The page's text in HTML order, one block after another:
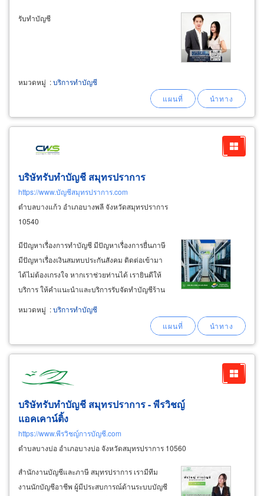
รับทำบัญชี
หมวดหมู่ :บริการทำบัญชี
บริษัทรับทำบัญชี สมุทรปราการ
https://www.บัญชีสมุทรปราการ.com
ตำบลบางแก้ว อำเภอบางพลี จังหวัดสมุทรปราการ
10540
มีปัญหาเรื่องการทำบัญชี มีปัญหาเรื่องการยื่นภาษี
มีปัญหาเรื่องเงินสมทบประกันสังคม ติดต่อเข้ามา
ได้ไม่ต้องเกรงใจ หากเราช่วยท่านได้ เรายินดีให้
บริการ ให้คำแนะนำและบริการรับจัดทำบัญชีร้าน
อาหาร ร้านค้ารายย่อย ซื้อมาขายไป ทำบัญชีห้าง
หุ้นส่วน วางระบบบัญชีทำครบทุกขั้นตอนทุกวันที่
1-4 ของทุกเดือน ทางบริษัทจะนัดรับเอกสารบัญชี
จากท่าน
หมวดหมู่ :บริการทำบัญชี
บริษัทรับทำบัญชี สมุทรปราการ - พีรวิชญ์
แอคเคาน์ติ้ง
https://www.พีรวิชญ์การบัญชี.com
ตำบลบางบ่อ อำเภอบางบ่อ จังหวัดสมุทรปราการ 10560
สำนักงานบัญชีและภาษี สมุทรปราการ เรามีทีม
งานนักบัญชีอาชีพ ผู้มีประสบการณ์ด้านระบบบัญชี